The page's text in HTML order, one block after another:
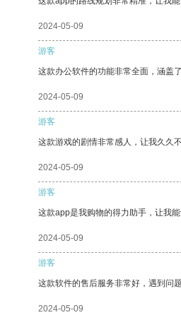
2024-05-09
游客
这款办公软件的功能非常全面，涵盖
2024-05-09
游客
这款游戏的剧情非常感人，让我久久不
2024-05-09
游客
这款app是我购物的得力助手，让我
2024-05-09
游客
这款软件的售后服务非常好，遇到问
2024-05-09